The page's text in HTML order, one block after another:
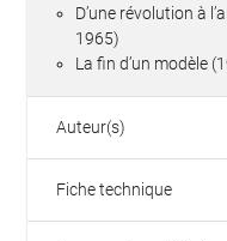
D’une révolution à
1965)
La fin d’un modèle
Auteur(s)
Fiche technique